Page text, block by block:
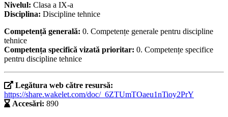
Nivelul: Clasa a IX-a
Disciplina: Discipline tehnice
Competență generală: 0. Competențe generale pentru discipline
tehnice
Competența specifică vizată prioritar: 0. Competențe specifice
pentru discipline tehnice
Legătura web către resursă:
https://share.wakelet.com/doc/_6ZTUmTOaeu1nTioy2PrY
Accesări: 890